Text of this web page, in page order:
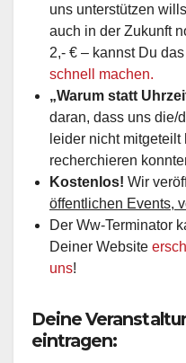
uns unterstützen
auch in der Zukunft
2,- € – kannst Du das
schnell machen.
„Warum statt
daran, dass uns die/
leider nicht
recherchieren
Kostenlos! Wir
öffentlichen Events,
Der Ww-Terminator
Deiner Website
uns!
Deine
eintragen: